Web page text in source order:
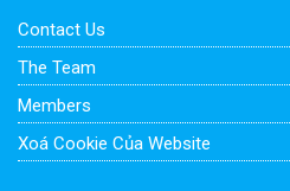
Contact Us
The Team
Members
Xoá Cookie Của Website